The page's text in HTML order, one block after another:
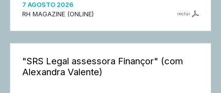
7 AGOSTO 2026
RH MAGAZINE (ONLINE)
inclui
"SRS Legal assessora Finançor" (com
Alexandra Valente)